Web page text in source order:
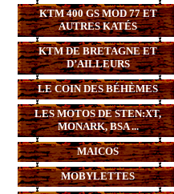
KTM 400 GS MOD 77 ET
AUTRES KATÉS
KTM DE BRETAGNE ET
D’AILLEURS
LE COIN DES BÉHÈMES
LES MOTOS DE STEN:XT,
MONARK, BSA ...
MAICOS
MOBYLETTES